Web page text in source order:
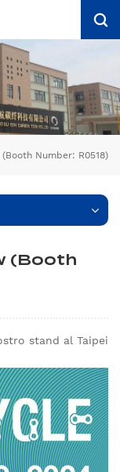
Number: R0518)
(Booth
stand al Taipei